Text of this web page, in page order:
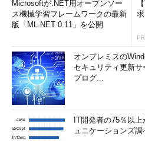
Microsoftが.NET用オープンソー
ス機械学習フレームワークの最新
版「ML.NET 0.11」を公開
オンプレミスの
セキュリティ更新
プログ...
IT開発者の75％以
ュニケーションズ調